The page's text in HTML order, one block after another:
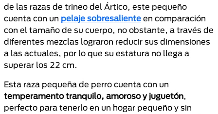
de las razas de trineo del Ártico, este pequeño
cuenta con un pelaje sobresaliente en comparación
con el tamaño de su cuerpo, no obstante, a través de
diferentes mezclas lograron reducir sus dimensiones
a las actuales, por lo que su estatura no llega a
superar los 22 cm.
Esta raza pequeña de perro cuenta con un
temperamento tranquilo, amoroso y juguetón,
perfecto para tenerlo en un hogar pequeño y sin